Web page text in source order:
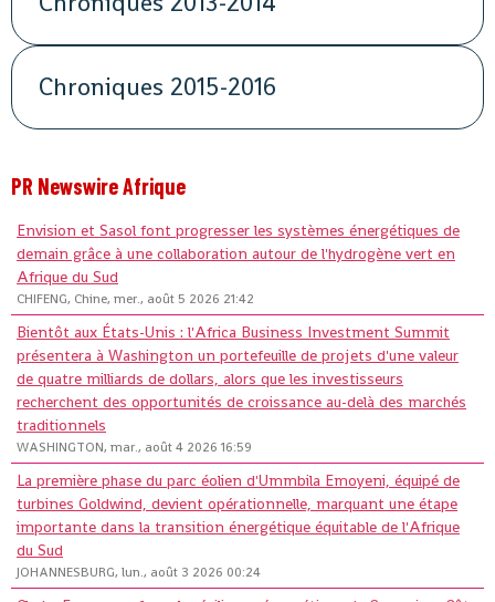
Chroniques 2015-2016
PR Newswire Afrique
Envision et Sasol font progresser les systèmes énergétiques de
demain grâce à une collaboration autour de l'hydrogène vert en
Afrique du Sud
CHIFENG, Chine, mer., août 5 2026 21:42
Bientôt aux États-Unis : l'Africa Business Investment Summit
présentera à Washington un portefeuille de projets d'une valeur
de quatre milliards de dollars, alors que les investisseurs
recherchent des opportunités de croissance au-delà des marchés
traditionnels
WASHINGTON, mar., août 4 2026 16:59
La première phase du parc éolien d'Ummbila Emoyeni, équipé de
turbines Goldwind, devient opérationnelle, marquant une étape
importante dans la transition énergétique équitable de l'Afrique
du Sud
JOHANNESBURG, lun., août 3 2026 00:24